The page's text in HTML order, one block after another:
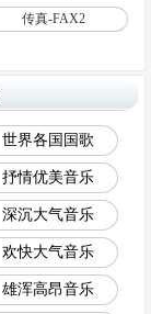
传真-FAX2
世界各国国歌
抒情优美音乐
深沉大气音乐
欢快大气音乐
雄浑高昂音乐